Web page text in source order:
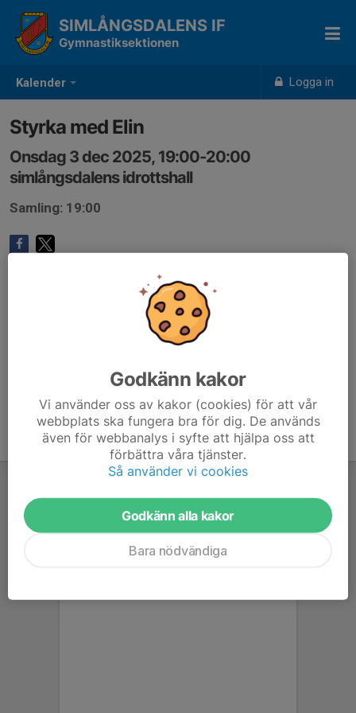
Kalender Logga in
SIMLÅNGSDALENS IF
Gymnastiksektionen
Styrka med Elin
Onsdag 3 dec 2025, 19:00-20:00
simlångsdalens idrottshall
Samling: 19:00
Godkänn kakor
Vi använder oss av kakor (cookies) för att vår
webbplats ska fungera bra för dig. De används
även för webbanalys i syfte att hjälpa oss att
förbättra våra tjänster.
Så använder vi cookies
Godkänn alla kakor
Bara nödvändiga